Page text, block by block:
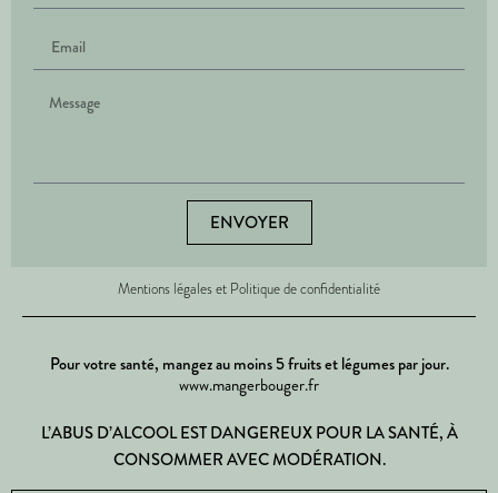
ENVOYER
Mentions légales et Politique de confidentialité
Pour votre santé, mangez au moins 5 fruits et légumes par jour.
www.mangerbouger.fr
L’ABUS D’ALCOOL EST DANGEREUX POUR LA SANTÉ, À
CONSOMMER AVEC MODÉRATION.